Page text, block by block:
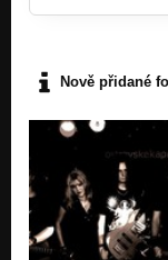
Nově přidané